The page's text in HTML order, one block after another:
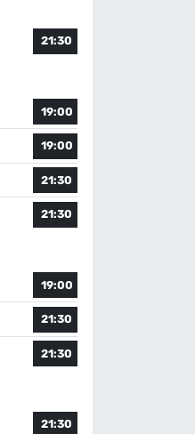
21:30
19:00
19:00
21:30
21:30
19:00
21:30
21:30
21:30